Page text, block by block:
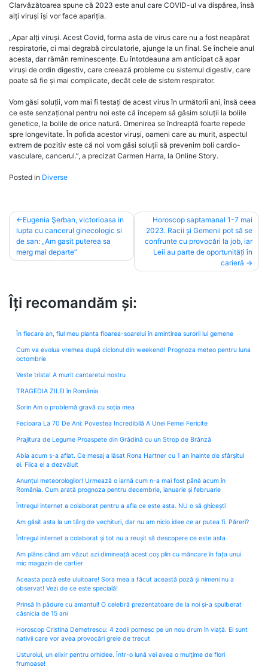
Clarvăzătoarea spune că 2023 este anul care COVID-ul va dispărea, însă
alți viruși își vor face apariția.
„Apar alți viruși. Acest Covid, forma asta de virus care nu a fost neapărat
respiratorie, ci mai degrabă circulatorie, ajunge la un final. Se încheie anul
acesta, dar rămân reminescențe. Eu întotdeauna am anticipat că apar
viruși de ordin digestiv, care creează probleme cu sistemul digestiv, care
poate să fie și mai complicate, decât cele de sistem respirator.
Vom găsi soluții, vom mai fi testați de acest virus în următorii ani, însă ceea
ce este senzațional pentru noi este că începem să găsim soluții la bolile
genetice, la bolile de orice natură. Omenirea se îndreaptă foarte repede
spre longevitate. În pofida acestor viruși, oameni care au murit, aspectul
extrem de pozitiv este că noi vom găsi soluții să prevenim boli cardio-
vasculare, cancerul.”, a precizat Carmen Harra, la Online Story.
Posted in Diverse
Post
navigation
Eugenia Şerban, victorioasa in
lupta cu cancerul ginecologic si
de san: „Am gasit puterea sa
merg mai departe”
Horoscop saptamanal 1-7 mai
2023. Racii și Gemenii pot să se
confrunte cu provocări la job, iar
Leii au parte de oportunități în
carieră
Îți recomandăm și:
În fiecare an, fiul meu planta floarea-soarelui în amintirea surorii lui gemene
Cum va evolua vremea după ciclonul din weekend! Prognoza meteo pentru luna
octombrie
Veste trista! A murit cantaretul nostru
TRAGEDIA ZILEI în România
Sorin Am o problemă gravă cu soția mea
Fecioara La 70 De Ani: Povestea Incredibilă A Unei Femei Fericite
Prajitura de Legume Proaspete din Grădină cu un Strop de Brânză
Abia acum s-a aflat. Ce mesaj a lăsat Rona Hartner cu 1 an înainte de sfârșitul
ei. Fiica ei a dezvăluit
Anunțul meteorologilor! Urmează o iarnă cum n-a mai fost până acum în
România. Cum arată prognoza pentru decembrie, ianuarie și februarie
Întregul internet a colaborat pentru a afla ce este asta. NU o să ghicești
Am găsit asta la un târg de vechituri, dar nu am nicio idee ce ar putea fi. Păreri?
Întregul internet a colaborat și tot nu a reușit să descopere ce este asta
Am plâns când am văzut azi dimineață acest coș plin cu mâncare în fața unui
mic magazin de cartier
Aceasta poză este uluitoare! Sora mea a făcut această poză și nimeni nu a
observat! Vezi de ce este specială!
Prinsă în pădure cu amantul! O celebră prezentatoare de la noi și-a spulberat
căsnicia de 15 ani
Horoscop Cristina Demetrescu: 4 zodii pornesc pe un nou drum în viață. Ei sunt
nativii care vor avea provocări grele de trecut
Usturoiul, un elixir pentru orhidee. Într-o lună vei avea o mulţime de flori
frumoase!